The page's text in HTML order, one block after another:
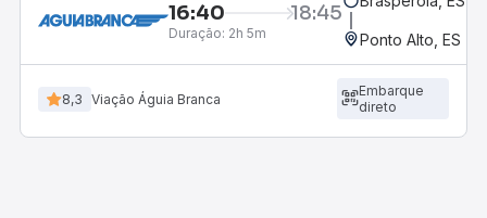
16:40 18:45
Duração: 2h 5m Ponto Alto, ES
8,3 Viação Águia Branca
Embarque
direto